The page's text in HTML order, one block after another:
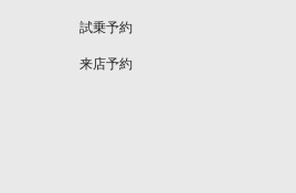
試乗予約
来店予約